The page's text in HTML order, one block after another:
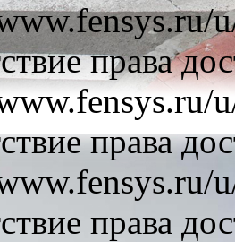
права
права
права